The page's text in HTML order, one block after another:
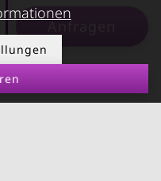
Anfragen
KONTAKT
Über Kurzzeitmiete